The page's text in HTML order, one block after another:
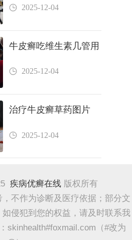
2025-12-04
牛皮癣吃维生素几管用
2025-12-04
治疗牛皮癣草药图片
2025-12-04
疾病优癣在线 版权所有
不作为诊断及医疗依据；部分文
侵犯到您的权益，请及时联系我
skinhealth#foxmail.com（#改为